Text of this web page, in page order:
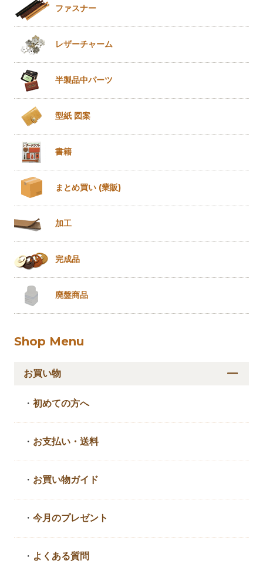
ファスナー
レザーチャーム
半製品中パーツ
型紙 図案
書籍
まとめ買い (業販)
加工
完成品
廃盤商品
Shop Menu
お買い物
・初めての方へ
・ お支払い・送料
・ お買い物ガイド
・今月のプレゼント
・ よくある質問